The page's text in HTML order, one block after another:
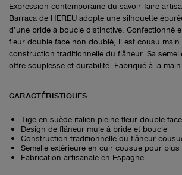
Expression contemporaine du savoir‑faire
Barraca de HEREU adopte une silhouette
d’une bride à boucle distinctive. Confectionné
fleur double face non doublé, il est cousu main
construction traditionnelle du flâneur. Sa
offre souplesse et durabilité. Fabriqué à la main
CARACTÉRISTIQUES
Tige en suède italien pleine fleur double
Design de flâneur mule à bride et boucle
Construction traditionnelle du flâneur
Semelle extérieure en cuir cousue pour
Fabrication artisanale en Espagne